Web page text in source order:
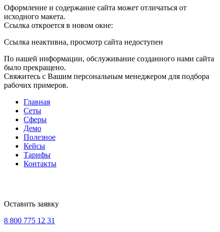
Оформление и содержание сайта может отличаться от
исходного макета.
Ссылка откроется в новом окне:
Ссылка неактивна, просмотр сайта недоступен
По нашей информации, обслуживание созданного нами сайта
было прекращено.
Свяжитесь с Вашим персональным менеджером для подбора
рабочих примеров.
Главная
Сеты
Сферы
Демо
Полезное
Кейсы
Тарифы
Контакты
Оставить заявку
8 800 775 12 31